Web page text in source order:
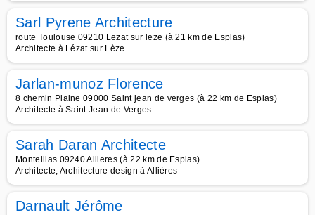
Sarl Pyrene Architecture
route Toulouse 09210 Lezat sur leze (à 21 km de Esplas)
Architecte à Lézat sur Lèze
Jarlan-munoz Florence
8 chemin Plaine 09000 Saint jean de verges (à 22 km de Esplas)
Architecte à Saint Jean de Verges
Sarah Daran Architecte
Monteillas 09240 Allieres (à 22 km de Esplas)
Architecte, Architecture design à Allières
Darnault Jérôme